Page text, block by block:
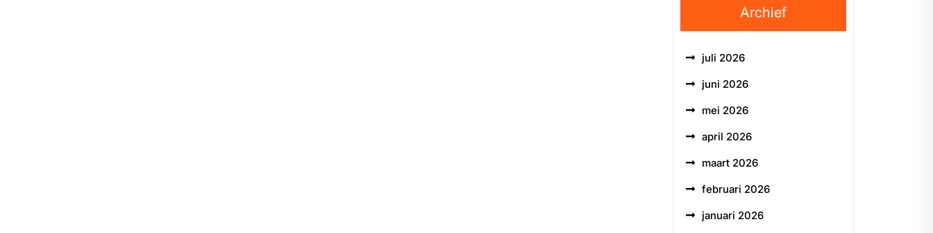
Archief
juli 2026
juni 2026
mei 2026
april 2026
maart 2026
februari 2026
januari 2026